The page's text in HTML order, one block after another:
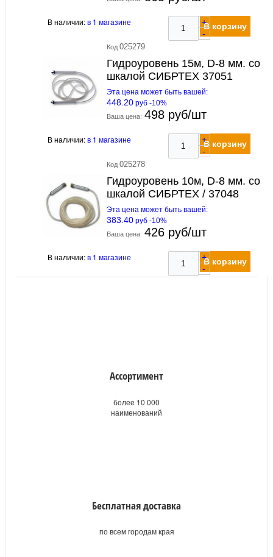
В наличии:в 1 магазине
+
-
В корзину
Код 025279
Гидроуровень 15м, D-8 мм. со
шкалой СИБРТЕХ 37051
Эта цена может быть вашей:
448.20 руб -10%
Ваша цена: 498 руб/шт
В наличии:в 1 магазине
+
-
В корзину
Код 025278
Гидроуровень 10м, D-8 мм. со
шкалой СИБРТЕХ / 37048
Эта цена может быть вашей:
383.40 руб -10%
Ваша цена: 426 руб/шт
В наличии:в 1 магазине
+
-
В корзину
Ассортимент
более 10 000
наименований
Бесплатная доставка
по всем городам края